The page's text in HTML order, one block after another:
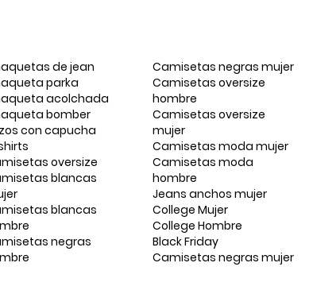
de jean
parka
acolchada
bomber
con capucha
oversize
blancas
blancas
negras
Camisetas negras mujer
Camisetas oversize
hombre
Camisetas oversize
mujer
Camisetas moda mujer
Camisetas moda
hombre
Jeans anchos mujer
College Mujer
College Hombre
Black Friday
Camisetas negras mujer